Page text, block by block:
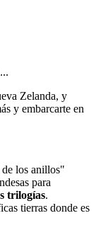
Zelanda, y
y embarcarte en
los anillos"
para
trilogías.
tierras donde es